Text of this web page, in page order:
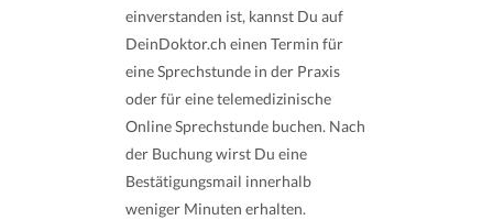
einverstanden ist, kannst Du auf
DeinDoktor.ch einen Termin für
eine Sprechstunde in der Praxis
oder für eine telemedizinische
Online Sprechstunde buchen. Nach
der Buchung wirst Du eine
Bestätigungsmail innerhalb
weniger Minuten erhalten.